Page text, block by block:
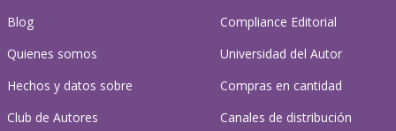
Blog
Quienes somos
Hechos y datos sobre
Club de Autores
Compliance Editorial
Universidad del Autor
Compras en cantidad
Canales de distribución